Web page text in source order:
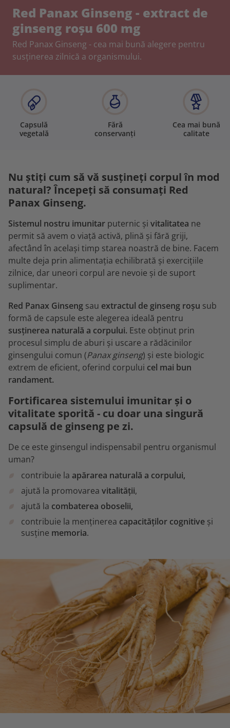
Red Panax Ginseng - extract de
ginseng roșu 600 mg
Red Panax Ginseng - cea mai bună alegere pentru
susținerea zilnică a organismului.
Capsulă
vegetală
Fără
conservanți
Cea mai bună
calitate
Nu știți cum să vă susțineți corpul în mod
natural? Începeți să consumați Red
Panax Ginseng.
Sistemul nostru imunitar puternic și vitalitatea ne
permit să avem o viață activă, plină și fără griji,
afectând în același timp starea noastră de bine. Facem
multe deja prin alimentația echilibrată și exercițiile
zilnice, dar uneori corpul are nevoie și de suport
suplimentar.
Red Panax Ginseng sau extractul de ginseng roșu sub
formă de capsule este alegerea ideală pentru
susținerea naturală a corpului. Este obținut prin
procesul simplu de aburi și uscare a rădăcinilor
ginsengului comun (Panax ginseng) și este biologic
extrem de eficient, oferind corpului cel mai bun
randament.
Fortificarea sistemului imunitar și o
vitalitate sporită - cu doar una singură
capsulă de ginseng pe zi.
De ce este ginsengul indispensabil pentru organismul
uman?
contribuie la apărarea naturală a corpului,
ajută la promovarea vitalității,
ajută la combaterea oboselii,
contribuie la menținerea capacităților cognitive și
susține memoria.